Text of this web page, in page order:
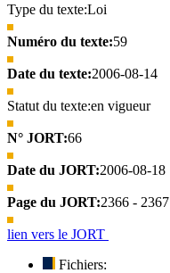
Type du texte:Loi
Numéro du texte:59
Date du texte:2006-08-14
Statut du texte:en vigueur
N° JORT:66
Date du JORT:2006-08-18
Page du JORT:2366 - 2367
lien vers le JORT
Fichiers: